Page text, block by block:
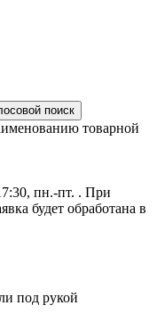
товарной
пн.-пт. . При
будет обработана в
под рукой